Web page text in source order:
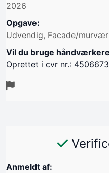
2026
Opgave:
Udvendig, Facade/
Vil du bruge
Oprettet i cvr nr.:
Anmeldt af: